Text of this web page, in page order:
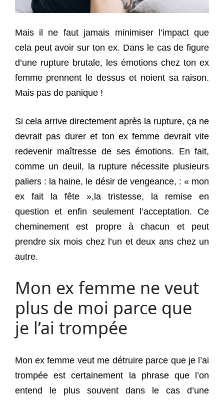
Mais il ne faut jamais minimiser l’impact que
cela peut avoir sur ton ex. Dans le cas de figure
d’une rupture brutale, les émotions chez ton ex
femme prennent le dessus et noient sa raison.
Mais pas de panique !
Si cela arrive directement après la rupture, ça ne
devrait pas durer et ton ex femme devrait vite
redevenir maîtresse de ses émotions. En fait,
comme un deuil, la rupture nécessite plusieurs
paliers : la haine, le désir de vengeance, : « mon
ex fait la fête »,la tristesse, la remise en
question et enfin seulement l’acceptation. Ce
cheminement est propre à chacun et peut
prendre six mois chez l’un et deux ans chez un
autre.
Mon ex femme ne veut
plus de moi parce que
je l’ai trompée
Mon ex femme veut me détruire parce que je l’ai
trompée est certainement la phrase que l’on
entend le plus souvent dans le cas d’une